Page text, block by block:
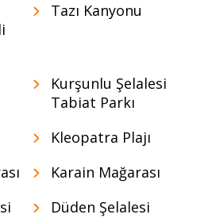
Tazı Kanyonu
Kurşunlu Şelalesi
Tabiat Parkı
Kleopatra Plajı
Karain Mağarası
Düden Şelalesi